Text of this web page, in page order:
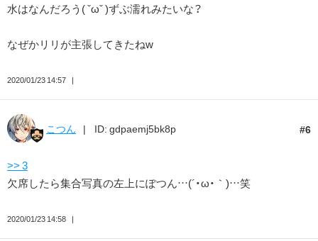
水はなんだろう( ˇωˇ )ずぶ濡れみたいな？
なぜかリリが主張してきたねw
2020/01/23 14:57
6
こつん ID: gdpaemj5bk8p
>> 3
欠席したら集合写真の左上にぽつん…(´・ω・｀)…笑
2020/01/23 14:58